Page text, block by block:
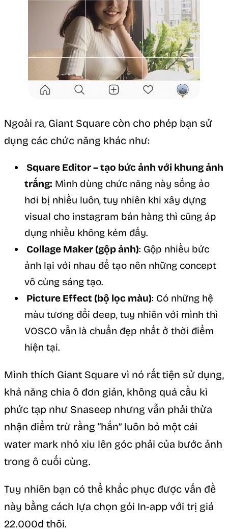
Ngoài ra, Giant Square còn cho phép bạn sử
dụng các chức năng khác như:
Square Editor – tạo bức ảnh với khung ảnh
trắng: Mình dùng chức năng này sống ảo
hơi bị nhiều luôn, tuy nhiên khi xây dựng
visual cho instagram bán hàng thì cũng áp
dụng nhiều không kém đấy.
Collage Maker (gộp ảnh): Gộp nhiều bức
ảnh lại với nhau để tạo nên những concept
vô cùng sáng tạo.
Picture Effect (bộ lọc màu): Có những hệ
màu tương đổi deep, tuy nhiên với mình thì
VOSCO vẫn là chuẩn đẹp nhất ở thời điểm
hiện tại.
Mình thích Giant Square vì nó rất tiện sử dụng,
khả năng chia ô đơn giản, không quá cầu kì
phức tạp như Snaseep nhưng vẫn phải thừa
nhận điểm trừ rằng “hắn” luôn bỏ một cái
water mark nhỏ xiu lên góc phải của bước ảnh
trong ô cuối cùng.
Tuy nhiên bạn có thể khắc phục được vấn đề
này bằng cách lựa chọn gói In-app với trị giá
22.000đ thôi.